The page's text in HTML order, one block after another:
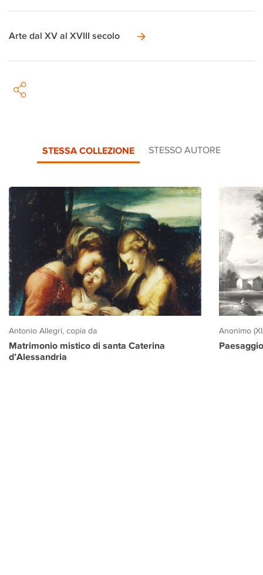
Arte dal XV al XVIII secolo
STESSA COLLEZIONE STESSO AUTORE
Antonio Allegri, copia da
Matrimonio mistico di santa Caterina
d’Alessandria
Anonimo